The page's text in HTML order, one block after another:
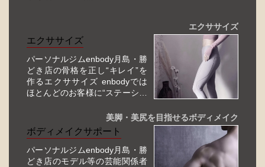
エクササイズ
エクササイズ
パーソナルジムenbody月島・勝
どき店の骨格を正し“キレイ”を
作るエクササイズ enbodyでは
ほとんどのお客様に“ステーショ
ズをおすすめしています。
このエクササイズはenbodyの肝
と言っても過言ではなく、歪み
の改善からボディメイク、ダイ
エット...
美脚・美尻を目指せるボディメイク
ボディメイクサポート
パーソナルジムenbody月島・勝
どき店のモデル等の芸能関係者